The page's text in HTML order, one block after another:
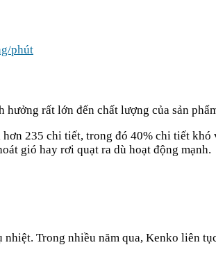
phút
rất lớn đến chất lượng của sản
235 chi tiết, trong đó 40% chi tiết
gió hay rơi quạt ra dù hoạt động mạnh.
Trong nhiều năm qua, Kenko liên